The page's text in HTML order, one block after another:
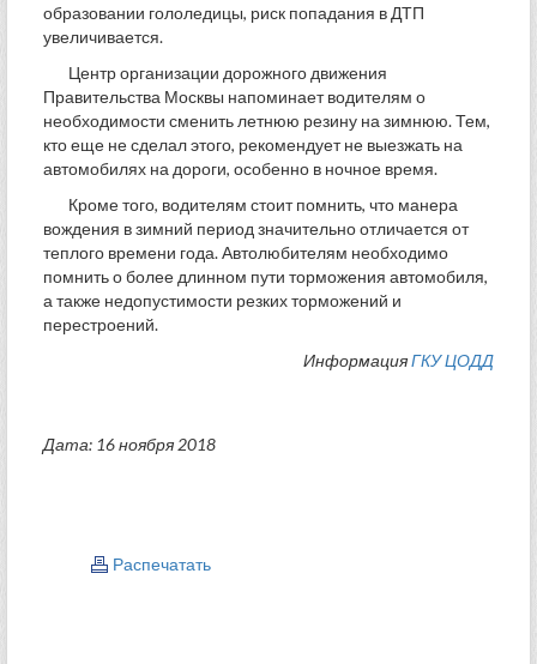
образовании гололедицы, риск попадания в ДТП
увеличивается.
Центр организации дорожного движения
Правительства Москвы напоминает водителям о
необходимости сменить летнюю резину на зимнюю. Тем,
кто еще не сделал этого, рекомендует не выезжать на
автомобилях на дороги, особенно в ночное время.
Кроме того, водителям стоит помнить, что манера
вождения в зимний период значительно отличается от
теплого времени года. Автолюбителям необходимо
помнить о более длинном пути торможения автомобиля,
а также недопустимости резких торможений и
перестроений.
ИнформацияГКУ ЦОДД
Дата: 16 ноября 2018
Распечатать